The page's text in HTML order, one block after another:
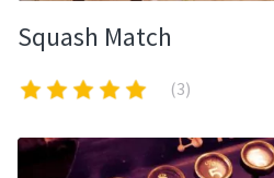
Squash Match
(3)